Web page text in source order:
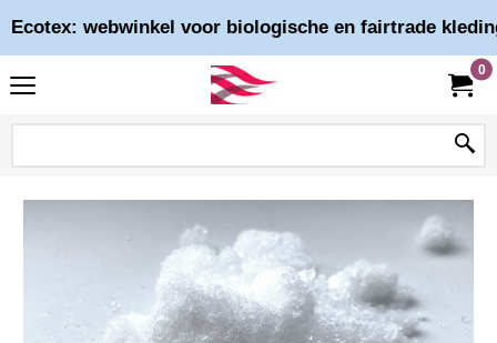
Ecotex: webwinkel voor biologische en fairtrade
0